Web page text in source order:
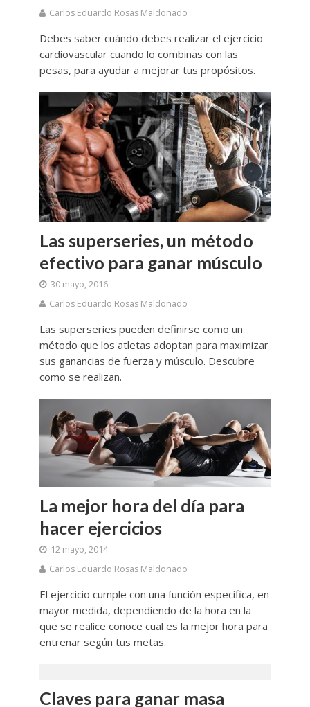
Carlos Eduardo Rosas Maldonado
Debes saber cuándo debes realizar el ejercicio
cardiovascular cuando lo combinas con las
pesas, para ayudar a mejorar tus propósitos.
Las superseries, un método
efectivo para ganar músculo
30 mayo, 2016
Carlos Eduardo Rosas Maldonado
Las superseries pueden definirse como un
método que los atletas adoptan para maximizar
sus ganancias de fuerza y músculo. Descubre
como se realizan.
La mejor hora del día para
hacer ejercicios
12 mayo, 2014
Carlos Eduardo Rosas Maldonado
El ejercicio cumple con una función específica, en
mayor medida, dependiendo de la hora en la
que se realice conoce cual es la mejor hora para
entrenar según tus metas.
Claves para ganar masa